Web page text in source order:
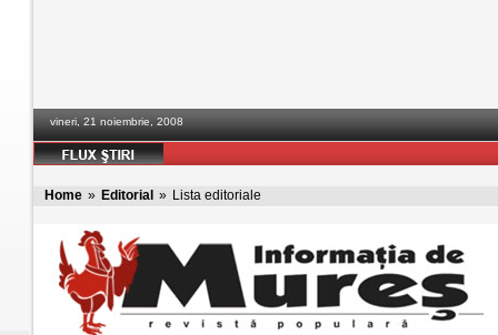
vineri, 21 noiembrie, 2008
Home » Editorial » Lista editoriale